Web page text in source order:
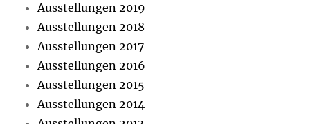
Ausstellungen 2019
Ausstellungen 2018
Ausstellungen 2017
Ausstellungen 2016
Ausstellungen 2015
Ausstellungen 2014